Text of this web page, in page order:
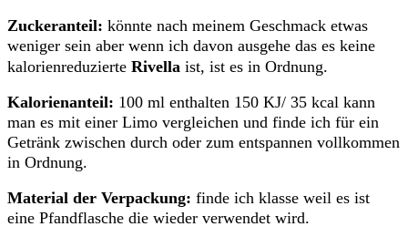
Zuckeranteil: könnte nach meinem Geschmack etwas
weniger sein aber wenn ich davon ausgehe das es keine
kalorienreduzierte Rivella ist, ist es in Ordnung.
Kalorienanteil: 100 ml enthalten 150 KJ/ 35 kcal kann
man es mit einer Limo vergleichen und finde ich für ein
Getränk zwischen durch oder zum entspannen vollkommen
in Ordnung.
Material der Verpackung: finde ich klasse weil es ist
eine Pfandflasche die wieder verwendet wird.